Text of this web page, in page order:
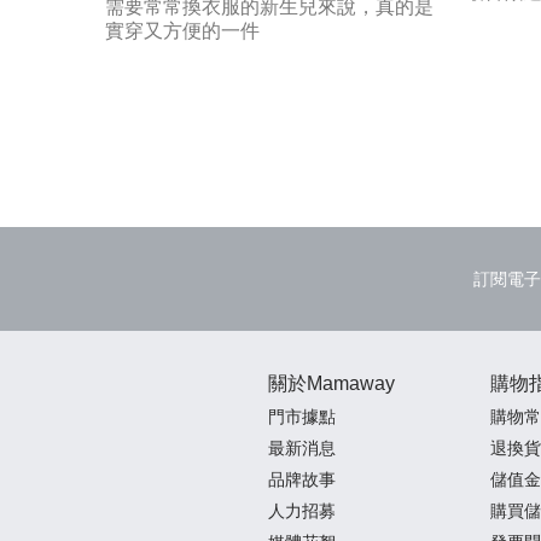
需要常常換衣服的新生兒來說，真的是
實穿又方便的一件
訂閱電
關於Mamaway
門市據點
最新消息
品牌故事
人力招募
購物
購物
退換
儲值
購買